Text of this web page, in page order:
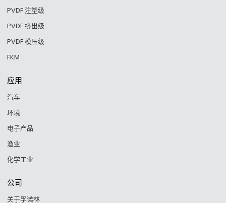
PVDF 注塑级
PVDF 挤出级
PVDF 模压级
FKM
应用
汽车
环境
电子产品
渔业
化学工业
公司
关于孚诺林